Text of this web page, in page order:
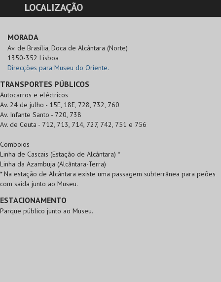
LOCALIZAÇÃO
MORADA
Av. de Brasília, Doca de Alcântara (Norte)
1350-352 Lisboa
Direcções para Museu do Oriente.
TRANSPORTES PÚBLICOS
Autocarros e eléctricos
Av. 24 de julho - 15E, 18E, 728, 732, 760
Av. Infante Santo - 720, 738
Av. de Ceuta - 712, 713, 714, 727, 742, 751 e 756
Comboios
Linha de Cascais (Estação de Alcântara) *
Linha da Azambuja (Alcântara-Terra)
* Na estação de Alcântara existe uma passagem subterrânea para peões
com saída junto ao Museu.
ESTACIONAMENTO
Parque público junto ao Museu.